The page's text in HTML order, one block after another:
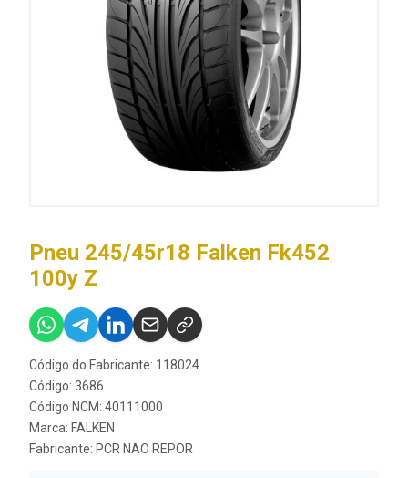
Pneu 245/45r18 Falken Fk452
100y Z
Código do Fabricante: 118024
Código: 3686
Código NCM: 40111000
Marca: FALKEN
Fabricante: PCR NÃO REPOR